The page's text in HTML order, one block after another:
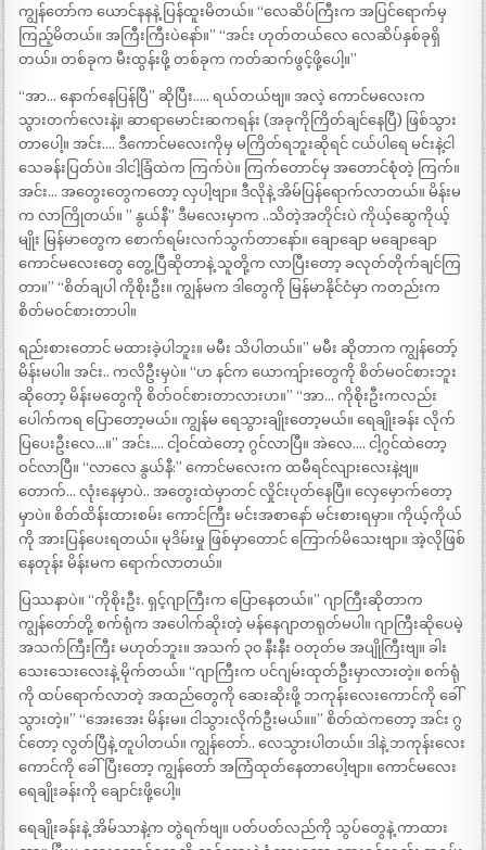
ကျွန်တော်က ယောင်နနနဲ့ ပြန်ထူးမိတယ်။ “လေဆိပ်ကြီးက အပြင်ရောက်မှ
ကြည့်မိတယ်။ အကြီးကြီးပဲနော်။” “အင်း ဟုတ်တယ်လေ လေဆိပ်နှစ်ခုရှိ
တယ်။ တစ်ခုက မီးထွန်းဖို့ တစ်ခုက ကတ်ဆက်ဖွင့်ဖို့ပေါ့။”
“အာ… နောက်နေပြန်ပြီ” ဆိုပြီး….. ရယ်တယ်ဗျ။ အလဲ့ ကောင်မလေးက
သွားတက်လေးနဲ့။ ဆာရာမောင်းဆကရန်း (အခုကိုကြိတ်ချင်နေပြီ) ဖြစ်သွား
တာပေါ့။ အင်း…. ဒီကောင်မလေးကိုမှ မကြိတ်ရဘူးဆိုရင် ငယ်ပါရေ မင်းနဲ့ငါ
သေခန်းပြတ်ပဲ။ ဒါငါ့ခြံထဲက ကြက်ပဲ။ ကြက်တောင်မှ အတောင်စုံတဲ့ ကြက်။
အင်း… အတွေးတွေကတော့ လှပါ့ဗျာ။ ဒီလိုနဲ့ အိမ်ပြန်ရောက်လာတယ်။ မိန်းမ
က လာကြိုတယ်။ ” နွယ်နီ” ဒီမလေးမှာက ..သိတဲ့အတိုင်းပဲ ကိုယ့်ဆွေကိုယ့်
မျိုး မြန်မာတွေက စောက်ရမ်းလက်သွက်တာနော်။ ချောချော မချောချော
ကောင်မလေးတွေ တွေ့ပြီဆိုတာနဲ့ သူတို့က လာပြီးတော့ ခလုတ်တိုက်ချင်ကြ
တာ။” “စိတ်ချပါ ကိုစိုးဦး။ ကျွန်မက ဒါတွေကို မြန်မာနိုင်ငံမှာ ကတည်းက
စိတ်မဝင်စားတာပါ။
ရည်းစားတောင် မထားခဲ့ပါဘူး။ မမီး သိပါတယ်။” မမီး ဆိုတာက ကျွန်တော့်
မိန်းမပါ။ အင်း.. ကလိဦးမှပဲ။ “ဟ နင်က ယောကျ်ားတွေကို စိတ်မဝင်စားဘူး
ဆိုတော့ မိန်းမတွေကို စိတ်ဝင်စားတာလားဟ။” “အာ… ကိုစိုးဦးကလည်း
ပေါက်ကရ ပြောတော့မယ်။ ကျွန်မ ရေသွားချိုးတော့မယ်။ ရေချိုးခန်း လိုက်
ပြပေးဦးလေ…။” အင်း…. ငါ့ဝင်ထဲတော့ ဂွင်လာပြီ။ အဲလေ…. ငါ့ဂွင်ထဲတော့
ဝင်လာပြီ။ “လာလေ နွယ်နီ:” ကောင်မလေးက ထမီရင်လျားလေးနဲ့ဗျ။
တောက်… လုံးနေမှာပဲ.. အတွေးထဲမှာတင် လှိုင်းပုတ်နေပြီ။ လှေမှောက်တော့
မှာပဲ။ စိတ်ထိန်းထားစမ်း ကောင်ကြီး မင်းအစာနော် မင်းစားရမှာ။ ကိုယ့်ကိုယ်
ကို အားပြန်ပေးရတယ်။ မုဒိမ်းမှု ဖြစ်မှာတောင် ကြောက်မိသေးဗျာ။ အဲ့လိုဖြစ်
နေတုန်း မိန်းမက ရောက်လာတယ်။
ပြဿနာပဲ။ “ကိုစိုးဦး. ရှင့်ဂျာကြီးက ပြောနေတယ်။” ဂျာကြီးဆိုတာက
ကျွန်တော်တို့ စက်ရုံက အပေါက်ဆိုးတဲ့ မန်နေဂျာတရုတ်မပါ။ ဂျာကြီးဆိုပေမဲ့
အသက်ကြီးကြီး မဟုတ်ဘူး။ အသက် ၃၀ နီးနီး ဝတုတ်မ အပျိုကြီးဗျ။ ခါး
သေးသေးလေးနဲ့ မိုက်တယ်။ “ဂျာကြီးက ပင်ဂျမ်းထုတ်ဦးမှာလားတဲ့။ စက်ရုံ
ကို ထပ်ရောက်လာတဲ့ အထည်တွေကို ဆေးဆိုးဖို့ ဘကုန်းလေးကောင်ကို ခေါ်
သွားတဲ့။” “အေးအေး မိန်းမ။ ငါသွားလိုက်ဦးမယ်။။” စိတ်ထဲကတော့ အင်း ဂွ
င်တော့ လွတ်ပြီနဲ့ တူပါတယ်။ ကျွန်တော်.. လေသွားပါတယ်။ ဒါနဲ့ ဘကုန်းလေး
ကောင်ကို ခေါ်ပြီးတော့ ကျွန်တော် အကြံထုတ်နေတာပေါ့ဗျာ။ ကောင်မလေး
ရေချိုးခန်းကို ချောင်းဖို့ပေါ့။
ရေချိုးခန်းနဲ့ အိမ်သာနဲ့က တွဲရက်ဗျ။ ပတ်ပတ်လည်ကို သွပ်တွေနဲ့ ကာထား